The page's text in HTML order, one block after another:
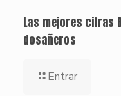
Las mejores cifras
dosañeros
Entrar